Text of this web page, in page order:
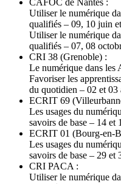
Utiliser le numérique
qualifiés – 09, 10 juin
Utiliser le numérique
qualifiés – 07, 08
CRI 38 (Grenoble) :
Le numérique dans
Favoriser les
du quotidien – 02 et
ECRIT 69
Les usages du
savoirs de base – 14 et
ECRIT 01 (Bourg-en-
Les usages du
savoirs de base – 29 et
CRI PACA :
Utiliser le numérique